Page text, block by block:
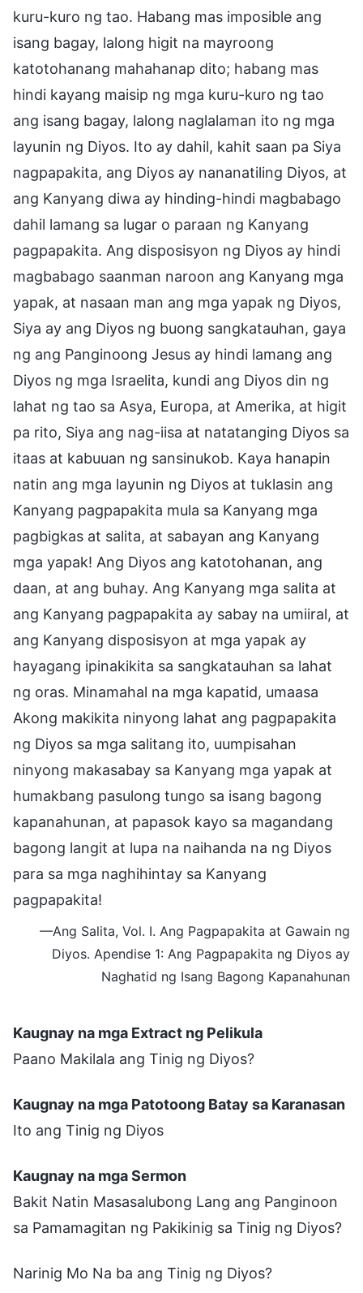
kuru-kuro ng tao. Habang mas imposible ang
isang bagay, lalong higit na mayroong
katotohanang mahahanap dito; habang mas
hindi kayang maisip ng mga kuru-kuro ng tao
ang isang bagay, lalong naglalaman ito ng mga
layunin ng Diyos. Ito ay dahil, kahit saan pa Siya
nagpapakita, ang Diyos ay nananatiling Diyos, at
ang Kanyang diwa ay hinding-hindi magbabago
dahil lamang sa lugar o paraan ng Kanyang
pagpapakita. Ang disposisyon ng Diyos ay hindi
magbabago saanman naroon ang Kanyang mga
yapak, at nasaan man ang mga yapak ng Diyos,
Siya ay ang Diyos ng buong sangkatauhan, gaya
ng ang Panginoong Jesus ay hindi lamang ang
Diyos ng mga Israelita, kundi ang Diyos din ng
lahat ng tao sa Asya, Europa, at Amerika, at higit
pa rito, Siya ang nag-iisa at natatanging Diyos sa
itaas at kabuuan ng sansinukob. Kaya hanapin
natin ang mga layunin ng Diyos at tuklasin ang
Kanyang pagpapakita mula sa Kanyang mga
pagbigkas at salita, at sabayan ang Kanyang
mga yapak! Ang Diyos ang katotohanan, ang
daan, at ang buhay. Ang Kanyang mga salita at
ang Kanyang pagpapakita ay sabay na umiiral, at
ang Kanyang disposisyon at mga yapak ay
hayagang ipinakikita sa sangkatauhan sa lahat
ng oras. Minamahal na mga kapatid, umaasa
Akong makikita ninyong lahat ang pagpapakita
ng Diyos sa mga salitang ito, uumpisahan
ninyong makasabay sa Kanyang mga yapak at
humakbang pasulong tungo sa isang bagong
kapanahunan, at papasok kayo sa magandang
bagong langit at lupa na naihanda na ng Diyos
para sa mga naghihintay sa Kanyang
pagpapakita!
—Ang Salita, Vol. I. Ang Pagpapakita at Gawain ng
Diyos. Apendise 1: Ang Pagpapakita ng Diyos ay
Naghatid ng Isang Bagong Kapanahunan
Kaugnay na mga Extract ng Pelikula
Paano Makilala ang Tinig ng Diyos?
Kaugnay na mga Patotoong Batay sa Karanasan
Ito ang Tinig ng Diyos
Kaugnay na mga Sermon
Bakit Natin Masasalubong Lang ang Panginoon
sa Pamamagitan ng Pakikinig sa Tinig ng Diyos?
Narinig Mo Na ba ang Tinig ng Diyos?